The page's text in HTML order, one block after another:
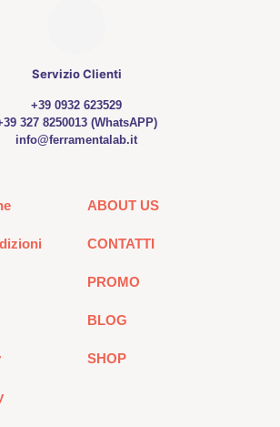
Servizio Clienti
+39 0932 623529
327 8250013 (WhatsAPP)
info@ferramentalab.it
ABOUT US
CONTATTI
PROMO
BLOG
SHOP